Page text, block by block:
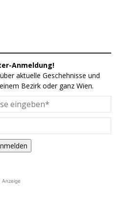
Anmeldung!
aktuelle Geschehnisse und
Bezirk oder ganz Wien.
Anzeige